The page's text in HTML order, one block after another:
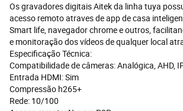
Os gravadores digitais Aitek da linha tuya
acesso remoto atraves de app de casa
Smart life, navegador chrome e outros,
e monitoração dos vídeos de qualquer local
Especificação Técnica:
Compatibilidade de câmeras: Analógica, AHD,
Entrada HDMI: Sim
Compressão h265+
Rede: 10/100